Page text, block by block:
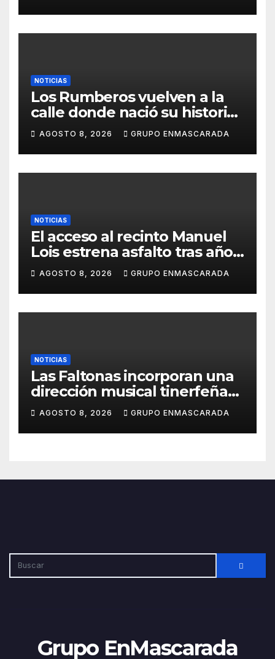
NOTICIAS
Los Rumberos vuelven a la
calle donde nació su historia:
51 años después, el mismo
barrio, el mismo orgullo
AGOSTO 8, 2026 GRUPO ENMASCARADA
NOTICIAS
El acceso al recinto Manuel
Lois estrena asfalto tras años
de espera
AGOSTO 8, 2026 GRUPO ENMASCARADA
NOTICIAS
Las Faltonas incorporan una
dirección musical tinerfeña
para afrontar con ilusión el
Carnaval de Lanzarote
AGOSTO 8, 2026 GRUPO ENMASCARADA
Grupo EnMascarada